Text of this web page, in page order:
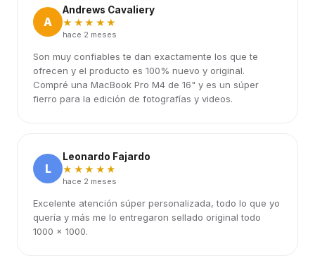
A
Andrews Cavaliery
★★★★★
hace 2 meses
Son muy confiables te dan exactamente los que te
ofrecen y el producto es 100% nuevo y original.
Compré una MacBook Pro M4 de 16" y es un súper
fierro para la edición de fotografías y videos.
L
Leonardo Fajardo
★★★★★
hace 2 meses
Excelente atención súper personalizada, todo lo que yo
quería y más me lo entregaron sellado original todo
1000 x 1000.